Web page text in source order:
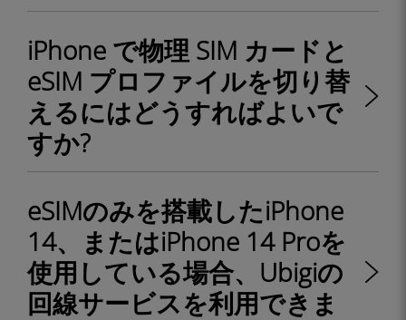
iPhone で物理 SIM カードと
eSIM プロファイルを切り替
えるにはどうすればよいで
すか?
eSIMのみを搭載したiPhone
14、またはiPhone 14 Proを
使用している場合、Ubigiの
回線サービスを利用できま